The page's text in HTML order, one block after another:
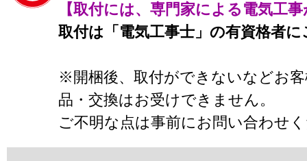
【取付には、専門家による電気工
取付は「電気工事士」の有資格者
※開梱後、取付ができないなどお
品・交換はお受けできません。
ご不明な点は事前にお問い合わせ